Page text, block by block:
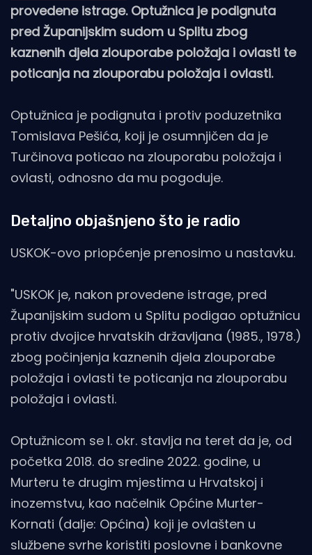
provedene istrage. Optužnica je podignuta
pred Županijskim sudom u Splitu zbog
kaznenih djela zlouporabe položaja i ovlasti te
poticanja na zlouporabu položaja i ovlasti.
Optužnica je podignuta i protiv poduzetnika
Tomislava Pešića, koji je osumnjičen da je
Turčinova poticao na zlouporabu položaja i
ovlasti, odnosno da mu pogoduje.
Detaljno objašnjeno što je radio
USKOK-ovo priopćenje prenosimo u nastavku.
"USKOK je, nakon provedene istrage, pred
Županijskim sudom u Splitu podigao optužnicu
protiv dvojice hrvatskih državljana (1985., 1978.)
zbog počinjenja kaznenih djela zlouporabe
položaja i ovlasti te poticanja na zlouporabu
položaja i ovlasti.
Optužnicom se I. okr. stavlja na teret da je, od
početka 2018. do sredine 2022. godine, u
Murteru te drugim mjestima u Hrvatskoj i
inozemstvu, kao načelnik Općine Murter-
Kornati (dalje: Općina) koji je ovlašten u
službene svrhe koristiti poslovne i bankovne